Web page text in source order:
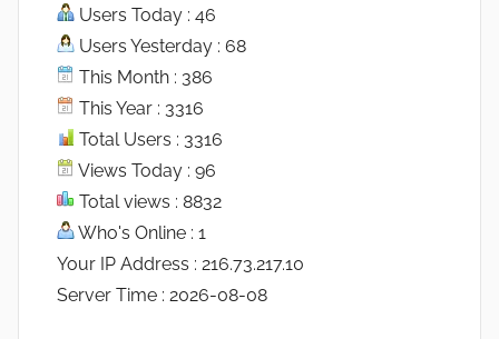
Users Today : 46
Users Yesterday : 68
This Month : 386
This Year : 3316
Total Users : 3316
Views Today : 96
Total views : 8832
Who's Online : 1
Your IP Address : 216.73.217.10
Server Time : 2026-08-08